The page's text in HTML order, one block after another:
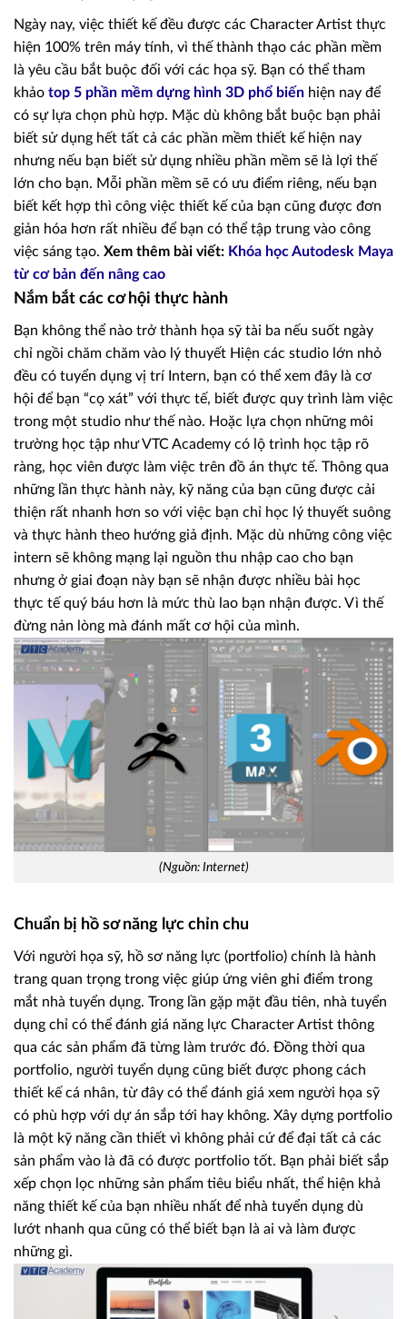
Ngày nay, việc thiết kế đều được các Character Artist thực
hiện 100% trên máy tính, vì thế thành thạo các phần mềm
là yêu cầu bắt buộc đối với các họa sỹ. Bạn có thể tham
khảo top 5 phần mềm dựng hình 3D phổ biến hiện nay để
có sự lựa chọn phù hợp. Mặc dù không bắt buộc bạn phải
biết sử dụng hết tất cả các phần mềm thiết kế hiện nay
nhưng nếu bạn biết sử dụng nhiều phần mềm sẽ là lợi thế
lớn cho bạn. Mỗi phần mềm sẽ có ưu điểm riêng, nếu bạn
biết kết hợp thì công việc thiết kế của bạn cũng được đơn
giản hóa hơn rất nhiều để bạn có thể tập trung vào công
việc sáng tạo. Xem thêm bài viết: Khóa học Autodesk Maya
từ cơ bản đến nâng cao
Nắm bắt các cơ hội thực hành
Bạn không thể nào trở thành họa sỹ tài ba nếu suốt ngày
chỉ ngồi chăm chăm vào lý thuyết Hiện các studio lớn nhỏ
đều có tuyển dụng vị trí Intern, bạn có thể xem đây là cơ
hội để bạn “cọ xát” với thực tế, biết được quy trình làm việc
trong một studio như thế nào. Hoặc lựa chọn những môi
trường học tập như VTC Academy có lộ trình học tập rõ
ràng, học viên được làm việc trên đồ án thực tế. Thông qua
những lần thực hành này, kỹ năng của bạn cũng được cải
thiện rất nhanh hơn so với việc bạn chỉ học lý thuyết suông
và thực hành theo hướng giả định. Mặc dù những công việc
intern sẽ không mạng lại nguồn thu nhập cao cho bạn
nhưng ở giai đoạn này bạn sẽ nhận được nhiều bài học
thực tế quý báu hơn là mức thù lao bạn nhận được. Vì thế
đừng nản lòng mà đánh mất cơ hội của mình.
(Nguồn: Internet)
Chuẩn bị hồ sơ năng lực chỉn chu
Với người họa sỹ, hồ sơ năng lực (portfolio) chính là hành
trang quan trọng trong việc giúp ứng viên ghi điểm trong
mắt nhà tuyển dụng. Trong lần gặp mặt đầu tiên, nhà tuyển
dụng chỉ có thể đánh giá năng lực Character Artist thông
qua các sản phẩm đã từng làm trước đó. Đồng thời qua
portfolio, người tuyển dụng cũng biết được phong cách
thiết kế cá nhân, từ đây có thể đánh giá xem người họa sỹ
có phù hợp với dự án sắp tới hay không. Xây dựng portfolio
là một kỹ năng cần thiết vì không phải cứ để đại tất cả các
sản phẩm vào là đã có được portfolio tốt. Bạn phải biết sắp
xếp chọn lọc những sản phẩm tiêu biểu nhất, thể hiện khả
năng thiết kế của bạn nhiều nhất để nhà tuyển dụng dù
lướt nhanh qua cũng có thể biết bạn là ai và làm được
những gì.